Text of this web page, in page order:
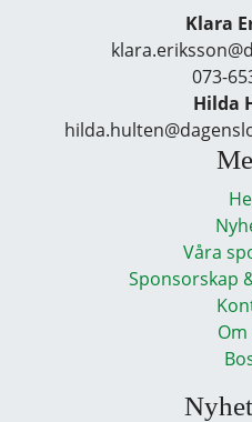
Klara
073-
Hilda
Våra
Sponsorskap
Om